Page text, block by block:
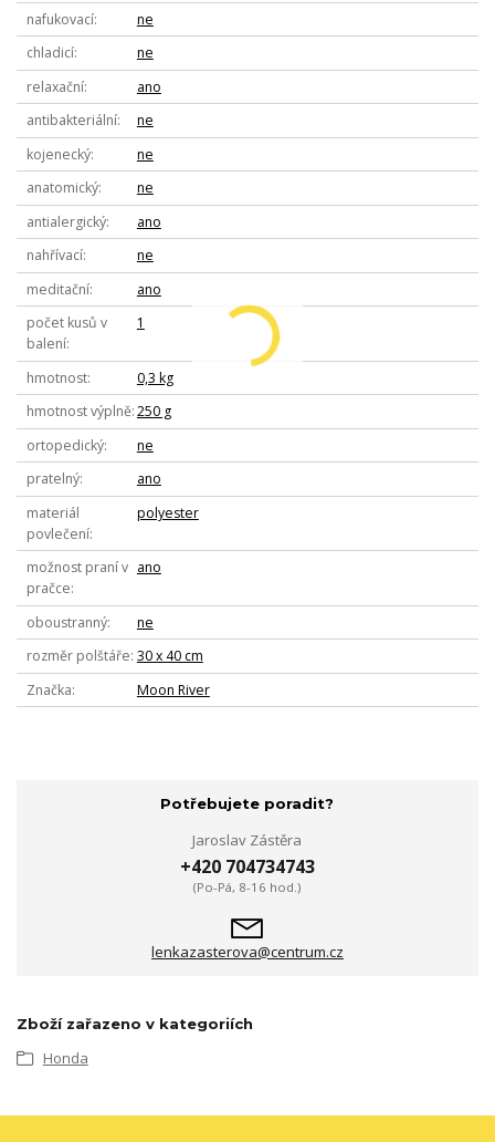
nafukovací
ne
chladicí
ne
relaxační
ano
antibakteriální
ne
kojenecký
ne
anatomický
ne
antialergický
ano
nahřívací
ne
meditační
ano
počet kusů v
balení
1
hmotnost
0,3 kg
hmotnost výplně 250 g
ortopedický
ne
pratelný
ano
materiál
povlečení
polyester
možnost praní v
pračce
ano
oboustranný
ne
rozměr polštáře 30 x 40 cm
Značka
Moon River
Potřebujete poradit?
Jaroslav Zástěra
+420 704734743
(Po-Pá, 8-16 hod.)
lenkazasterova@centrum.cz
Zboží zařazeno v kategoriích
Honda